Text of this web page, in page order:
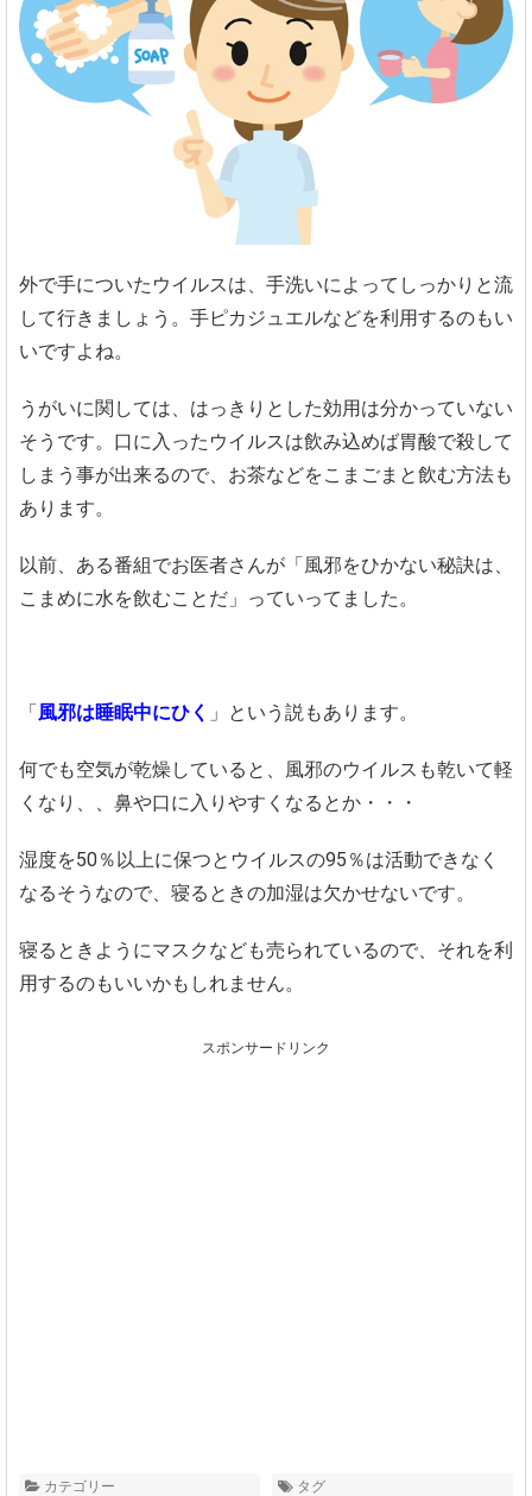
外で手についたウイルスは、手洗いによってしっかりと流
して行きましょう。手ピカジュエルなどを利用するのもい
いですよね。
うがいに関しては、はっきりとした効用は分かっていない
そうです。口に入ったウイルスは飲み込めば胃酸で殺して
しまう事が出来るので、お茶などをこまごまと飲む方法も
あります。
以前、ある番組でお医者さんが「風邪をひかない秘訣は、
こまめに水を飲むことだ」っていってました。
「風邪は睡眠中にひく 」という説もあります。
何でも空気が乾燥していると、風邪のウイルスも乾いて軽
くなり、、鼻や口に入りやすくなるとか・・・
湿度を50％以上に保つとウイルスの95％は活動できなく
なるそうなので、寝るときの加湿は欠かせないです。
寝るときようにマスクなども売られているので、それを利
用するのもいいかもしれません。
スポンサードリンク
カテゴリー タグ